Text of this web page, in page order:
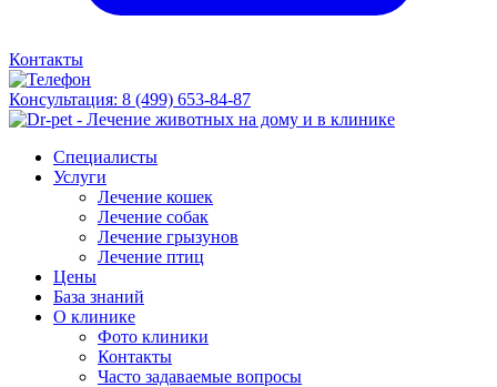
Контакты
Консультация: 8 (499) 653-84-87
Специалисты
Услуги
Лечение кошек
Лечение собак
Лечение грызунов
Лечение птиц
Цены
База знаний
О клинике
Фото клиники
Контакты
Часто задаваемые вопросы